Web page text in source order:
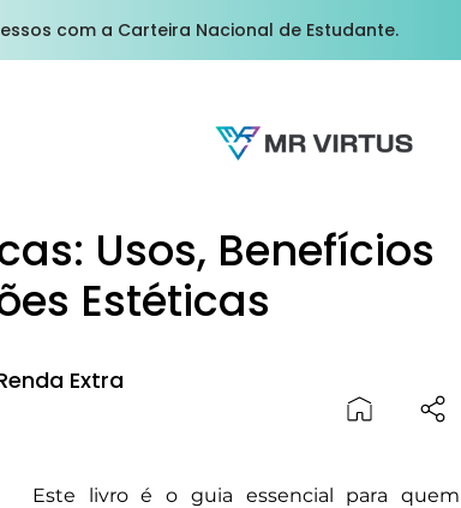
com a Carteira Nacional de Estudante.
Usos, Benefícios
Estéticas
Extra
Este livro é o guia essencial para quem